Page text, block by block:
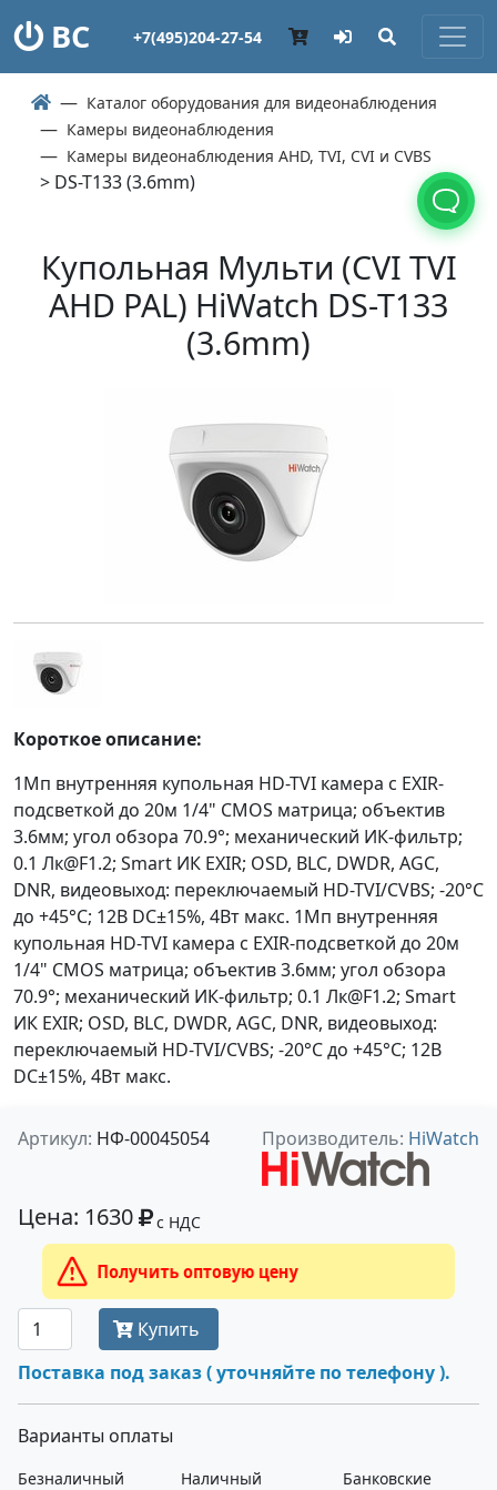
ВС +7(495)204-27-54
Каталог оборудования для видеонаблюдения
Камеры видеонаблюдения
Камеры видеонаблюдения AHD, TVI, CVI и CVBS
> DS-T133 (3.6mm)
Купольная Мульти (СVI TVI
AHD PAL) HiWatch DS-T133
(3.6mm)
Короткое описание:
1Мп внутренняя купольная HD-TVI камера с EXIR-
подсветкой до 20м 1/4" CMOS матрица; объектив
3.6мм; угол обзора 70.9°; механический ИК-фильтр;
0.1 Лк@F1.2; Smart ИК EXIR; OSD, BLC, DWDR, AGC,
DNR, видеовыход: переключаемый HD-TVI/CVBS; -20°С
до +45°С; 12В DC±15%, 4Вт макс. 1Мп внутренняя
купольная HD-TVI камера с EXIR-подсветкой до 20м
1/4" CMOS матрица; объектив 3.6мм; угол обзора
70.9°; механический ИК-фильтр; 0.1 Лк@F1.2; Smart
ИК EXIR; OSD, BLC, DWDR, AGC, DNR, видеовыход:
переключаемый HD-TVI/CVBS; -20°С до +45°С; 12В
DC±15%, 4Вт макс.
Артикул: НФ-00045054 Производитель: HiWatch
Цена: 1630 с НДС
Получить оптовую цену
Купить
Поставка под заказ ( уточняйте по телефону ).
Варианты оплаты
Безналичный
Наличный
Банковские